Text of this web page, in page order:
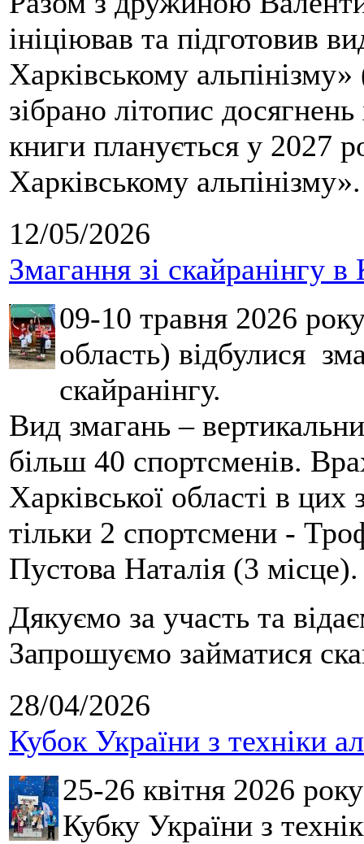
ініціював та підготовив
Харківському
зібрано літопис
книги планується у 2027
Харківському альпінізму».
12/05/2026
Змагання зі скайранінгу в
09-10 травня 2026
область) відбулися
скайранінгу.
Вид змагань –
більш 40 спортсменів.
Харківської області в
тільки 2 спортсмени -
Пустова Наталія (3 місце).
Дякуємо за участь та
Запрошуємо займатися
28/04/2026
Кубок України з техніки
25-26 квітня 2026
Кубку України з